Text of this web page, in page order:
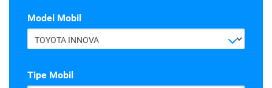
Model Mobil
TOYOTA INNOVA
Tipe Mobil